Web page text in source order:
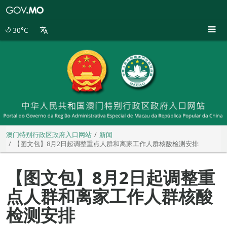
30°C
澳门特别行政区政府入口网站
新闻
【图文包】8月2日起调整重点人群和离家工作人群核酸检测安排
【图文包】8月2日起调整重
点人群和离家工作人群核酸
检测安排